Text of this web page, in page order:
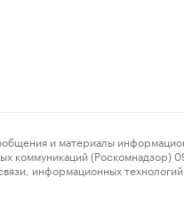
и материалы
коммуникаций
информационных